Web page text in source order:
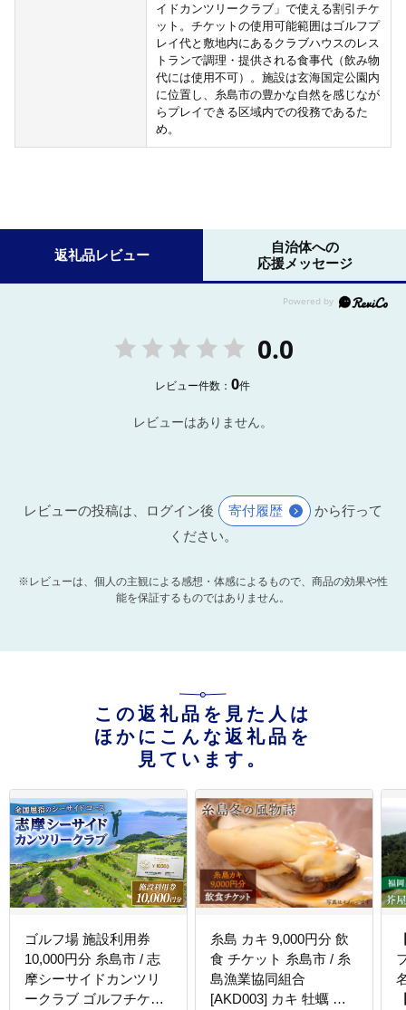
イドカンツリークラブ」で使える割引チケ
ット。チケットの使用可能範囲はゴルフプ
レイ代と敷地内にあるクラブハウスのレス
トランで調理・提供される食事代（飲み物
代には使用不可）。施設は玄海国定公園内
に位置し、糸島市の豊かな自然を感じなが
らプレイできる区域内での役務であるた
め。
返礼品レビュー
自治体への
応援メッセージ
0.0
レビュー件数：0件
レビューはありません。
レビューの投稿は、ログイン後 寄付履歴
から行って
ください。
※レビューは、個人の主観による感想・体感によるもので、商品の効果や性
能を保証するものではありません。
この返礼品を見た人は
ほかにこんな返礼品を
見ています。
ゴルフ場 施設利用券
10,000円分 糸島市 / 志
摩シーサイドカンツリ
ークラブ ゴルフチケッ
糸島 カキ 9,000円分 飲
食 チケット 糸島市 / 糸
島漁業協同組合
[AKD003] カキ 牡蠣 牡